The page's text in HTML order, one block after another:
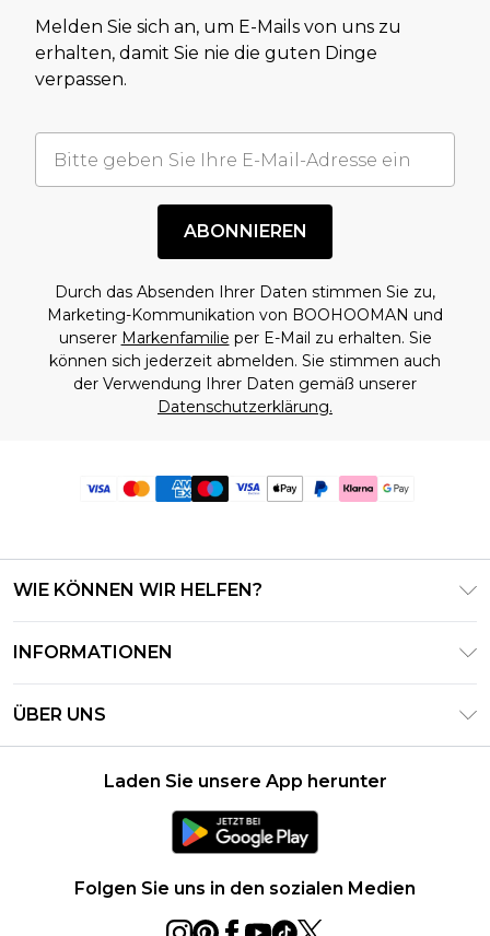
Melden Sie sich an, um E-Mails von uns zu
erhalten, damit Sie nie die guten Dinge
verpassen.
ABONNIEREN
Durch das Absenden Ihrer Daten stimmen Sie zu,
Marketing-Kommunikation von BOOHOOMAN und
unserer Markenfamilie per E-Mail zu erhalten. Sie
können sich jederzeit abmelden. Sie stimmen auch
der Verwendung Ihrer Daten gemäß unserer
Datenschutzerklärung.
WIE KÖNNEN WIR HELFEN?
Meine Bestellung verfolgen & zurücksenden
Lieferoptionen
Rückgaberecht – Aktualisiert Mai 2026
INFORMATIONEN
Geschäftsbedingungen – Aktualisiert Juni 2026
Geschenkkarten-Guthaben
Datenschutzhinweis – Aktualisiert Juni 2026
ÜBER UNS
Erklärung Zur Modernen Sklaverei
Laden Sie unsere App herunter
Folgen Sie uns in den sozialen Medien